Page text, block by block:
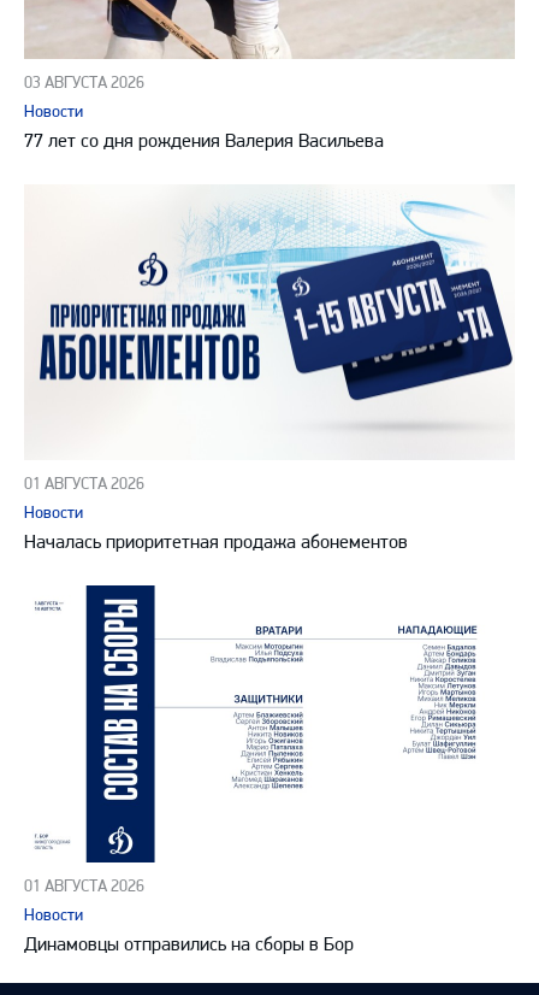
03 АВГУСТА 2026
Новости
77 лет со дня рождения Валерия Васильева
01 АВГУСТА 2026
Новости
Началась приоритетная продажа абонементов
01 АВГУСТА 2026
Новости
Динамовцы отправились на сборы в Бор